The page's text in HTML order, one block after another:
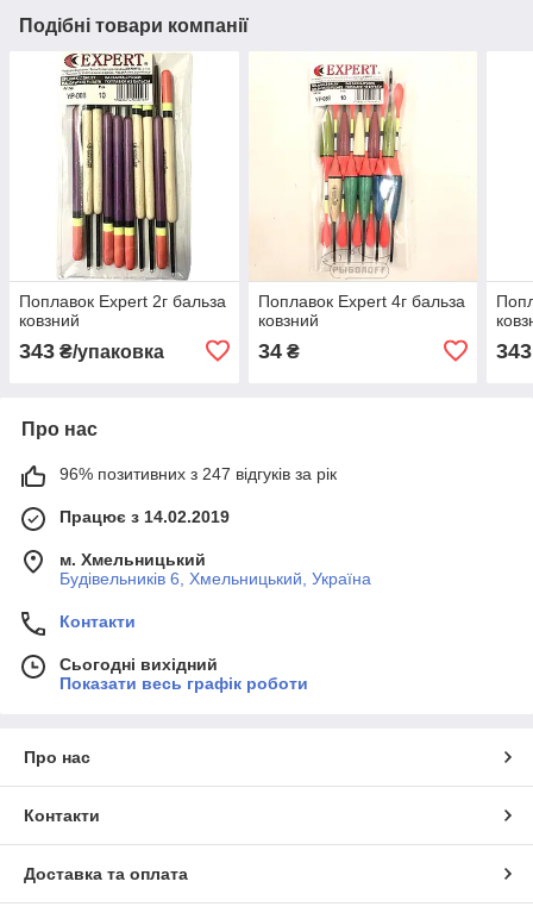
Подібні товари компанії
Поплавок Expert 2г бальза
ковзний
343 ₴/упаковка
Поплавок Expert 4г бальза
ковзний
34₴ 343
Про нас
96% позитивних з 247 відгуків за рік
Працює з 14.02.2019
м. Хмельницький
Будівельників 6, Хмельницький, Україна
Контакти
Сьогодні вихідний
Показати весь графік роботи
Про нас
Контакти
Доставка та оплата